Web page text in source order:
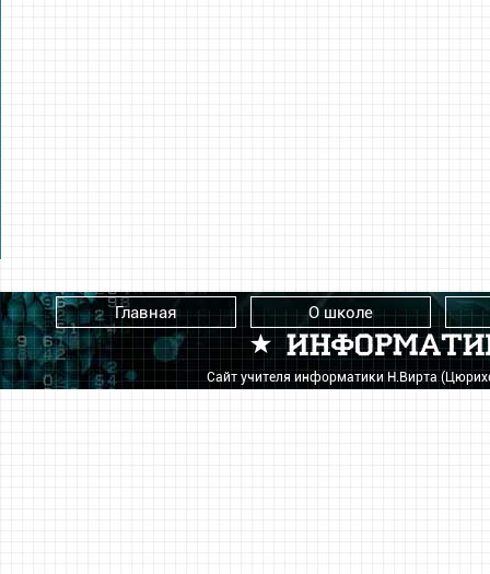
Главная О школе
Сайт учителя информатики Н.Вирта